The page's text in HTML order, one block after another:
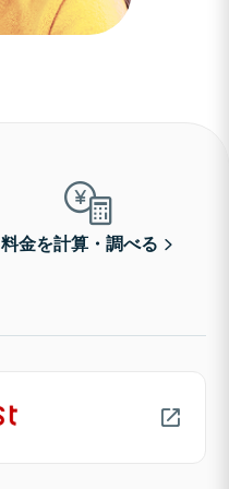
料金を計算・調べる